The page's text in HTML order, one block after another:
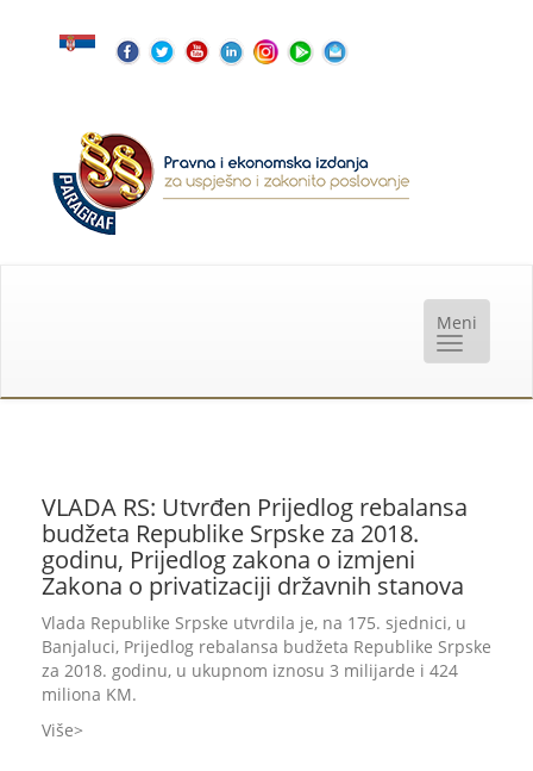
VLADA RS: Utvrđen Prijedlog rebalansa
budžeta Republike Srpske za 2018.
godinu, Prijedlog zakona o izmjeni
Zakona o privatizaciji državnih stanova
Vlada Republike Srpske utvrdila je, na 175. sjednici, u
Banjaluci, Prijedlog rebalansa budžeta Republike Srpske
za 2018. godinu, u ukupnom iznosu 3 milijarde i 424
miliona KM.
Više